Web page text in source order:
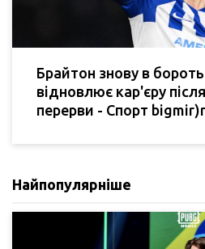
Брайтон знову в
відновлює кар'єру
перерви - Спорт
Найпопулярніше